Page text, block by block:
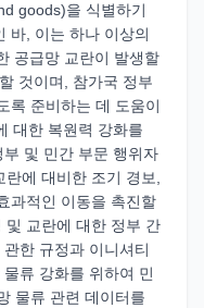
goods)을 식별하기
바, 이는 하나 이상의
공급망 교란이 발생할
것이며, 참가국 정부
록 준비하는 데 도움이
대한 복원력 강화를
및 민간 부문 행위자
에 대비한 조기 경보,
과적인 이동을 촉진할
및 교란에 대한 정부 간
한 규정과 이니셔티
류 강화를 위하여 민
물류 관련 데이터를